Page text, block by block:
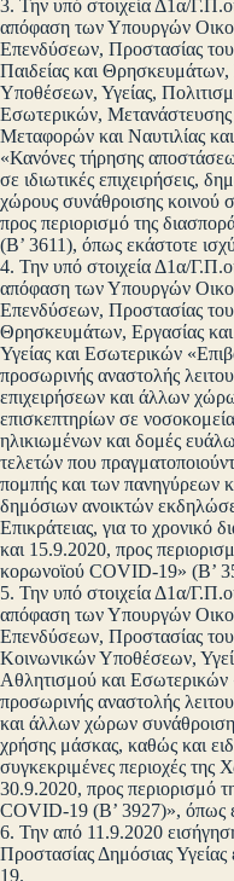
3. Την υπό στοιχεία Δ1α/
απόφαση των Υπουργών
Επενδύσεων, Προστασίας
Παιδείας και
Υποθέσεων, Υγείας,
Εσωτερικών,
Μεταφορών και Ναυτιλίας
«Κανόνες τήρησης
σε ιδιωτικές επιχειρήσεις,
χώρους συνάθροισης κοινού
προς περιορισμό της
(Β’ 3611), όπως εκάστοτε
4. Την υπό στοιχεία Δ1α/
απόφαση των Υπουργών
Επενδύσεων, Προστασίας του
Θρησκευμάτων, Εργασίας
Υγείας και Εσωτερικών
προσωρινής αναστολής
επιχειρήσεων και άλλων
επισκεπτηρίων σε
ηλικιωμένων και δομές
τελετών που
πομπής και των πανηγύρεων
δημόσιων ανοικτών
Επικράτειας, για το χρονικό
και 15.9.2020, προς
κορωνοϊού COVID-19» (Β’
5. Την υπό στοιχεία Δ1α/
απόφαση των Υπουργών
Επενδύσεων, Προστασίας
Κοινωνικών Υποθέσεων,
Αθλητισμού και
προσωρινής αναστολής
και άλλων χώρων
χρήσης μάσκας, καθώς και
συγκεκριμένες περιοχές
30.9.2020, προς περιορισμό
COVID-19 (Β’ 3927)», όπως
6. Την από 11.9.2020
Προστασίας Δημόσιας
19.